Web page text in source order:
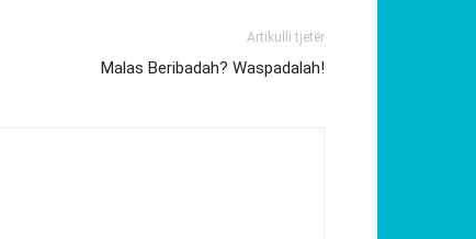
Artikulli tjetër
Malas Beribadah? Waspadalah!